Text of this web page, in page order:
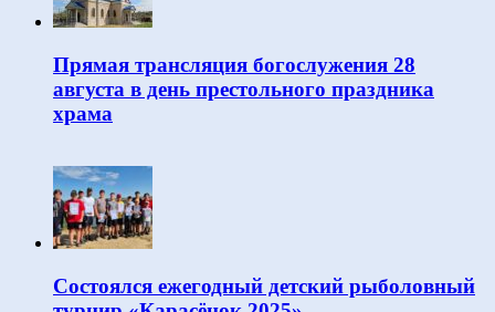
Прямая трансляция богослужения 28
августа в день престольного праздника
храма
Состоялся ежегодный детский рыболовный